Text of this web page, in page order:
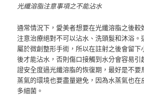
光纖溶脂注意事項之不能沾水
通常情況下，愛美者想要在光纖溶脂之後
注意治療絕對不可以沾水、洗頭髮和沐浴。
屬於微創整形手術，所以在註射之後會留下
後才能沾水，否則傷口接觸到水分會容易引
證安全度過光纖溶脂的恢復期，最好是不要
蒸氣的環境也要盡量避免，因為水蒸氣也在
多細菌。